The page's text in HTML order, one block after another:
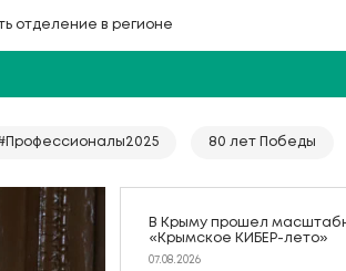
отделение в регионе
80 лет Победы
В Крыму прошел
«Крымское КИБЕР-лето»
07.08.2026